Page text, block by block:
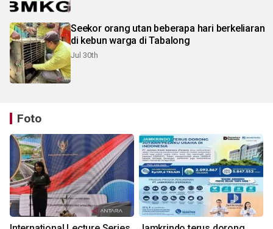
Seekor orang utan beberapa hari berkeliaran
di kebun warga di Tabalong
Jul 30th
Foto